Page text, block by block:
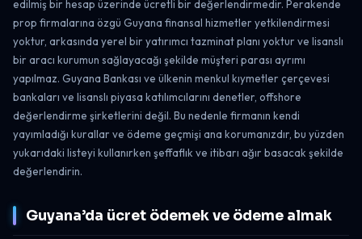
edilmiş bir hesap üzerinde ücretli bir değerlendirmedir. Perakende
prop firmalarına özgü Guyana finansal hizmetler yetkilendirmesi
yoktur, arkasında yerel bir yatırımcı tazminat planı yoktur ve lisanslı
bir aracı kurumun sağlayacağı şekilde müşteri parası ayrımı
yapılmaz. Guyana Bankası ve ülkenin menkul kıymetler çerçevesi
bankaları ve lisanslı piyasa katılımcılarını denetler, offshore
değerlendirme şirketlerini değil. Bu nedenle firmanın kendi
yayımladığı kurallar ve ödeme geçmişi ana korumanızdır, bu yüzden
yukarıdaki listeyi kullanırken şeffaflık ve itibarı ağır basacak şekilde
değerlendirin.
Guyana’da ücret ödemek ve ödeme almak